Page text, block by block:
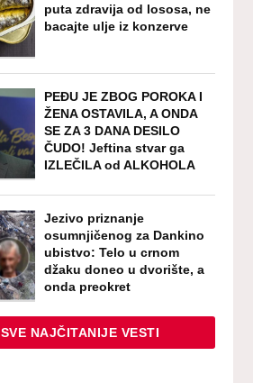
puta zdravija od lososa, ne
bacajte ulje iz konzerve
PEĐU JE ZBOG POROKA I
ŽENA OSTAVILA, A ONDA
SE ZA 3 DANA DESILO
ČUDO! Jeftina stvar ga
IZLEČILA od ALKOHOLA
Jezivo priznanje
osumnjičenog za Dankino
ubistvo: Telo u crnom
džaku doneo u dvorište, a
onda preokret
SVE NAJČITANIJE VESTI